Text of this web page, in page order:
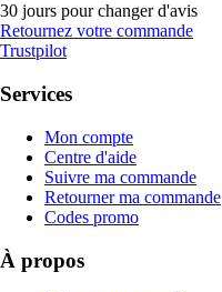
30 jours pour changer d'avis
Retournez votre commande
Trustpilot
Services
Mon compte
Centre d'aide
Suivre ma commande
Retourner ma commande
Codes promo
À propos